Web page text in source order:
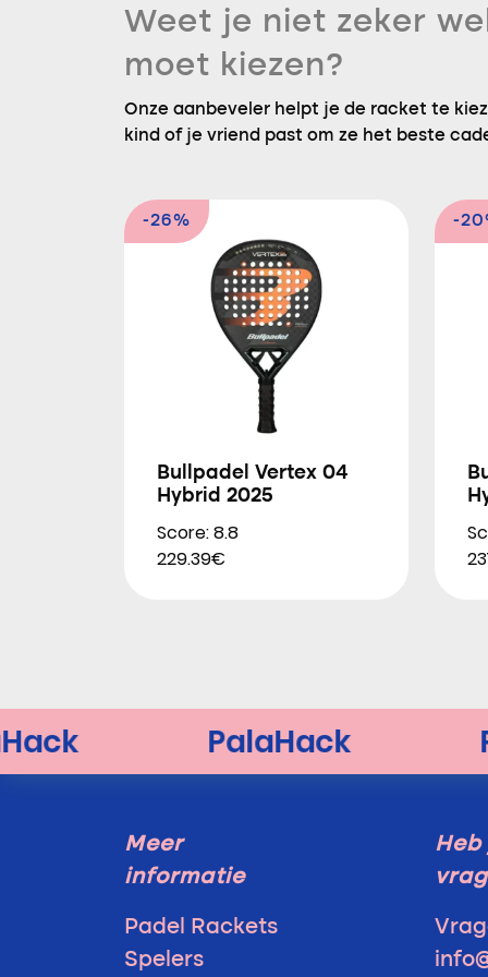
Weet je niet zeker
moet kiezen?
Onze aanbeveler helpt je de racket te
kind of je vriend past om ze het beste
-26%
Bullpadel Vertex 04
Hybrid 2025
Score: 8.8
229.39€
-
Meer
informatie
Padel Rackets
Spelers
Heb